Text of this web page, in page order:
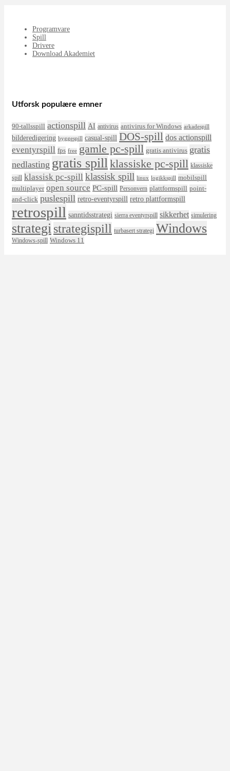
Programvare
Spill
Drivere
Download Akademiet
Utforsk populære emner
90-tallsspill actionspill AI antivirus antivirus for Windows arkadespill
bilderedigering byggespill casual-spill DOS-spill dos actionspill
eventyrspill fps free gamle pc-spill gratis antivirus gratis
nedlasting gratis spillklassiske pc-spill klassiske
spill klassisk pc-spill klassisk spill linux logikkspill mobilspill
multiplayer open source PC-spill Personvern plattformspill point-
and-click puslespill retro-eventyrspill retro plattformspill
retrospill sanntidsstrategi sierra eventyrspill sikkerhet simulering
strategistrategispill turbasert strategi Windows
Windows-spill Windows 11